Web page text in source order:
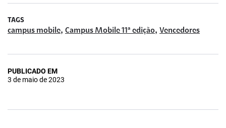
TAGS
campus mobile, Campus Mobile 11ª edição, Vencedores
PUBLICADO EM
3 de maio de 2023